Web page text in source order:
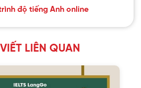
độ tiếng Anh online
LIÊN QUAN